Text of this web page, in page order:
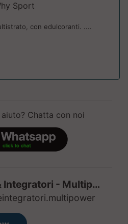
Sport
con edulcoranti. ....
Chatta con noi